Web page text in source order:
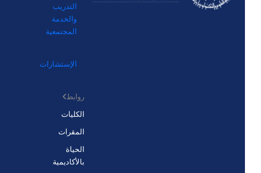
التدريب
والخدمة
المجتمعية
الإستشارات
روابط
الكليات
المقرات
الحياة
بالأكاديمية